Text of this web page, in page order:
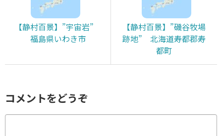
【静村百景】”宇宙岩”
福島県いわき市
【静村百景】”磯谷牧場
跡地” 北海道寿都郡寿
都町
コメントをどうぞ